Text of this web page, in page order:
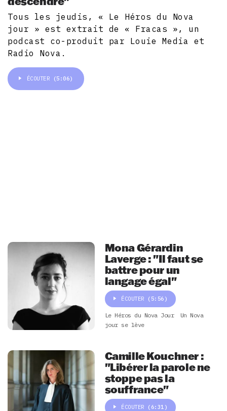
Tous les jeudis, « Le Héros du Nova
jour » est extrait de « Fracas », un
podcast co-produit par Louie Media et
Radio Nova.
ÉCOUTER (5:06)
Mona Gérardin
Laverge : "Il faut se
battre pour un
langage égal"
ÉCOUTER (5:56)
Le Héros du Nova Jour
Un Nova
jour se lève
Camille Kouchner :
"Libérer la parole ne
stoppe pas la
souffrance"
ÉCOUTER (6:31)